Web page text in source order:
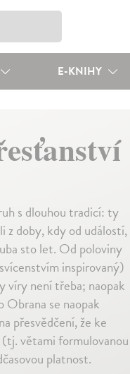
E-KNIHY
s dlouhou tradicí: ty
z doby, kdy od událostí,
sto let. Od poloviny
inspirovaný)
víry není třeba; naopak
Obrana se naopak
přesvědčení, že ke
větami formulovanou
platnost.